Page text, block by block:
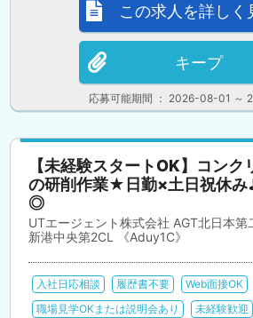
応募可能期間 ： 2026-08-01 ～
この求人を詳しく
キープ
【未経験スタートOK】コンク
の研削作業★日勤×土日祝休み
◎
UTエージェント株式会社 AGT北日本第
新港中央第2CL 《Aduy1C》
入社日応相談 履歴書不要
Web面接OK
職場見学OKまたは説明会あり
未経験歓迎